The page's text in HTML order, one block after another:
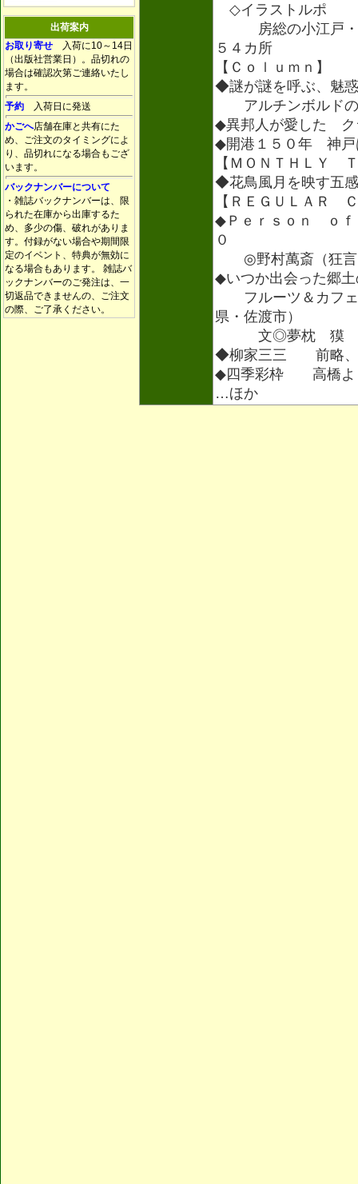
出荷案内
お取り寄せ 入荷に10～14日
（出版社営業日）。品切れの
場合は確認次第ご連絡いたし
ます。
予約 入荷日に発送
かごへ店舗在庫と共有にた
め、ご注文のタイミングによ
り、品切れになる場合もござ
います。
バックナンバーについて
・雑誌バックナンバーは、限
られた在庫から出庫するた
め、多少の傷、破れがありま
す。付録がない場合や期間限
定のイベント、特典が無効に
なる場合もあります。 雑誌バ
ックナンバーのご発注は、一
切返品できませんの、ご注文
の際、ご了承ください。
◇イラストルポ
房総の小江戸・
５４カ所
【Ｃｏｌｕｍｎ】
◆謎が謎を呼ぶ、魅
アルチンボルド
◆異邦人が愛した ク
◆開港１５０年 神戸
【ＭＯＮＴＨＬＹ
◆花鳥風月を映す五
【ＲＥＧＵＬＡＲ
◆Ｐｅｒｓｏｎ ｏ
０
◎野村萬斎（狂言
◆いつか出会った郷
フルーツ＆カフェ
県・佐渡市）
文◎夢枕 獏
◆柳家三三 前略、
◆四季彩枠 高橋よ
…ほか